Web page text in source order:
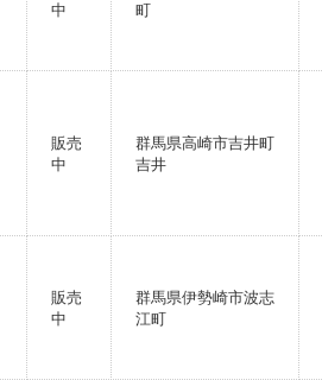
中
町
販売
中
群馬県高崎市吉井町
吉井
販売
中
群馬県伊勢崎市波志
江町